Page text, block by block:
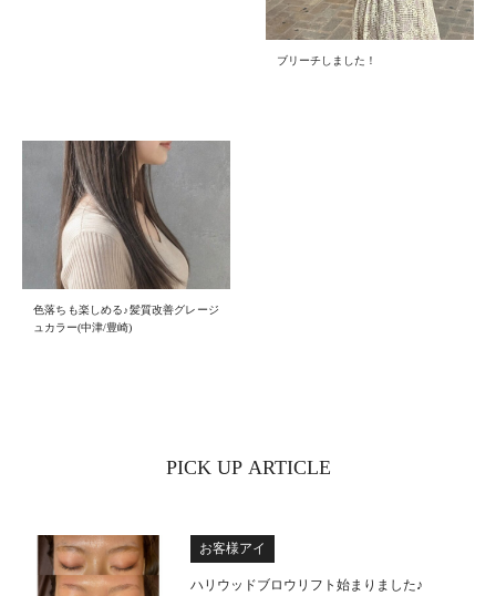
ブリーチしました！
色落ちも楽しめる♪髪質改善グレージ
ュカラー(中津/豊崎)
PICK UP ARTICLE
お客様アイ
ハリウッドブロウリフト始まりました♪